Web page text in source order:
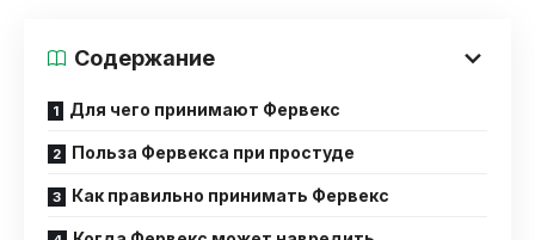
Содержание
Для чего принимают Фервекс
Польза Фервекса при простуде
Как правильно принимать Фервекс